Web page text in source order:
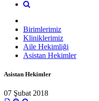
Birimlerimiz
Kliniklerimiz
Aile Hekimliği
Asistan Hekimler
Asistan Hekimler
07 Şubat 2018